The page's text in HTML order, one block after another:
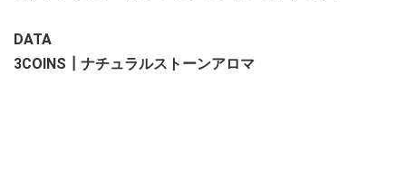
DATA
3COINS┃ナチュラルストーンアロマ